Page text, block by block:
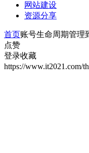
网站建设
资源分享
首页账号生命周期管理
点赞
登录收藏
https://www.it2021.com/